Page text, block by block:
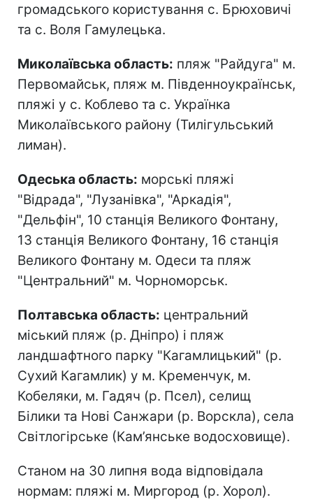
громадського користування с. Брюховичі
та с. Воля Гамулецька.
Миколаївська область: пляж "Райдуга" м.
Первомайськ, пляж м. Південноукраїнськ,
пляжі у с. Коблево та с. Українка
Миколаївського району (Тилігульський
лиман).
Одеська область: морські пляжі
"Відрада", "Лузанівка", "Аркадія",
"Дельфін", 10 станція Великого Фонтану,
13 станція Великого Фонтану, 16 станція
Великого Фонтану м. Одеси та пляж
"Центральний" м. Чорноморськ.
Полтавська область: центральний
міський пляж (р. Дніпро) і пляж
ландшафтного парку "Кагамлицький" (р.
Сухий Кагамлик) у м. Кременчук, м.
Кобеляки, м. Гадяч (р. Псел), селищ
Білики та Нові Санжари (р. Ворскла), села
Світлогірське (Кам’янське водосховище).
Станом на 30 липня вода відповідала
нормам: пляжі м. Миргород (р. Хорол).